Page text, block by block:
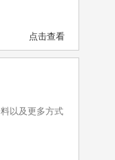
点击查看
以及更多方式